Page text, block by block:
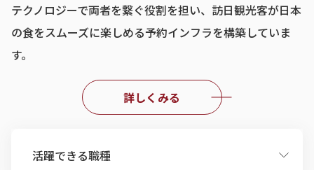
テクノロジーで両者を繋ぐ役割を担い、訪日観光客が日本
の食をスムーズに楽しめる予約インフラを構築していま
す。
詳しくみる
活躍できる職種